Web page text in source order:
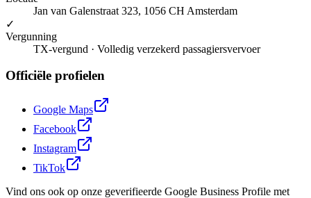
Jan van Galenstraat 323, 1056 CH Amsterdam
✓
Vergunning
TX-vergund · Volledig verzekerd passagiersvervoer
Officiële profielen
Google Maps
Facebook
Instagram
TikTok
Vind ons ook op onze geverifieerde Google Business Profile met